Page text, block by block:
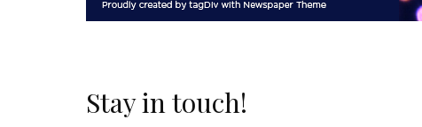
Stay in touch!